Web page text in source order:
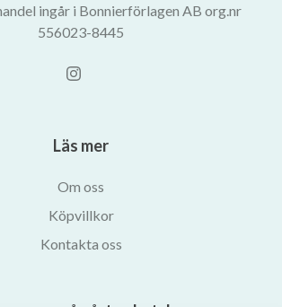
ingår i Bonnierförlagen AB org.nr
556023-8445
Läs mer
Om oss
Köpvillkor
Kontakta oss